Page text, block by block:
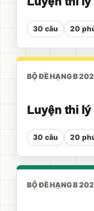
30 câu 20
BỘ ĐỀ HẠNG B
Luyện thi
30 câu 20
BỘ ĐỀ HẠNG B